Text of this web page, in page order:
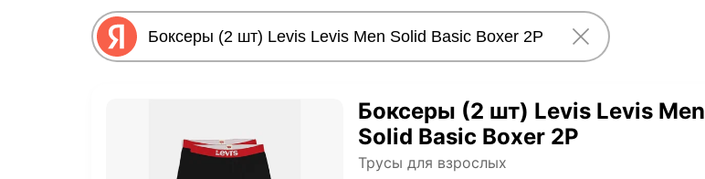
Боксеры (2 шт) Levis Levis Men
Solid Basic Boxer 2P
Трусы для взрослых